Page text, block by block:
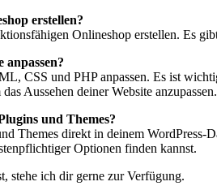
erstellen?
Onlineshop erstellen. Es
anpassen?
CSS und PHP anpassen. Es ist
Aussehen deiner Website anzupassen.
und Themes?
Themes direkt in deinem
Optionen finden kannst.
stehe ich dir gerne zur Verfügung.